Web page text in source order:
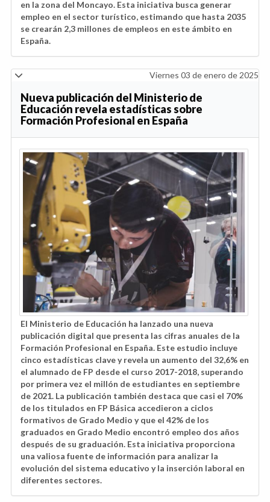
en la zona del Moncayo. Esta iniciativa busca generar
empleo en el sector turístico, estimando que hasta 2035
se crearán 2,3 millones de empleos en este ámbito en
España.
Viernes 03 de enero de 2025
Nueva publicación del Ministerio de
Educación revela estadísticas sobre
Formación Profesional en España
El Ministerio de Educación ha lanzado una nueva
publicación digital que presenta las cifras anuales de la
Formación Profesional en España. Este estudio incluye
cinco estadísticas clave y revela un aumento del 32,6% en
el alumnado de FP desde el curso 2017-2018, superando
por primera vez el millón de estudiantes en septiembre
de 2021. La publicación también destaca que casi el 70%
de los titulados en FP Básica accedieron a ciclos
formativos de Grado Medio y que el 42% de los
graduados en Grado Medio encontró empleo dos años
después de su graduación. Esta iniciativa proporciona
una valiosa fuente de información para analizar la
evolución del sistema educativo y la inserción laboral en
diferentes sectores.